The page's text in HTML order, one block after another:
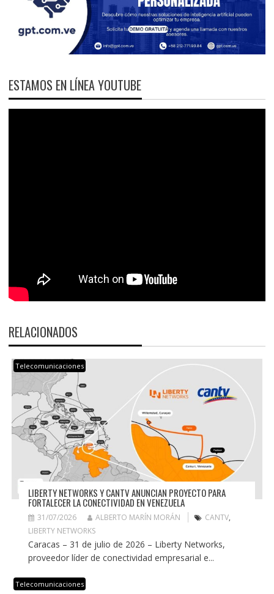
ESTAMOS EN LÍNEA YOUTUBE
RELACIONADOS
Telecomunicaciones
LIBERTY NETWORKS Y CANTV ANUNCIAN PROYECTO PARA
FORTALECER LA CONECTIVIDAD EN VENEZUELA
31/07/2026 ALBERTO MARÍN MORÁN CANTV,
LIBERTY NETWORKS
Caracas – 31 de julio de 2026 – Liberty Networks,
proveedor líder de conectividad empresarial e...
Telecomunicaciones